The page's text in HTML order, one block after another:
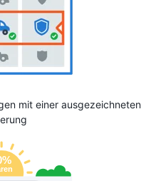
mit einer ausgezeichneten